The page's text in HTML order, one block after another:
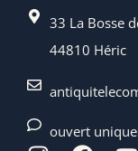
33 La Bosse
44810 Héric
ouvert